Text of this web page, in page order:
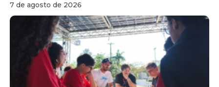
7 de agosto de 2026